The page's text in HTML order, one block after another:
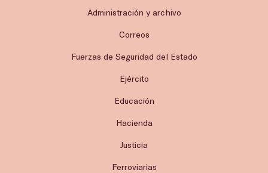
Administración y archivo
Correos
Fuerzas de Seguridad del Estado
Ejército
Educación
Hacienda
Justicia
Ferroviarias